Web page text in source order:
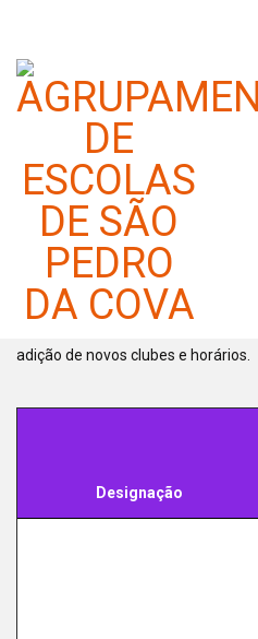
Clubes &
Categoria:Alunos e Pais
Informa-se que já se encontram
adição de novos clubes e horários.
Designação